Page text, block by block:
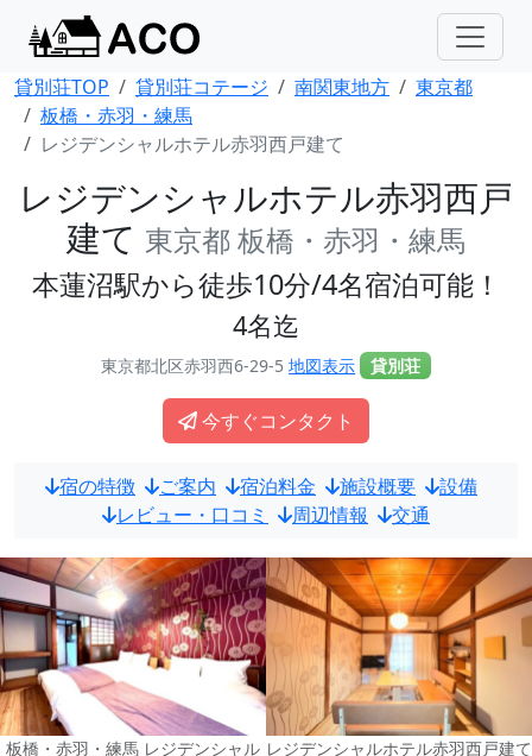
貸別荘TOP 貸別荘コテージ 南関東地方
東京都
板橋・赤羽・練馬
レジデンシャルホテル赤羽西戸建て
レジデンシャルホテル赤羽西戸
建て 東京都 板橋・赤羽・練馬
本蓮沼駅から徒歩10分/4名宿泊可能！
4名迄
東京都北区赤羽西6-29-5地図表示 貸別荘
今すぐコンタクト
宿の特徴 ご案内 宿泊料金 施設概要
設備
レビュー・口コミ
周辺情報 交通
板橋・赤羽・練馬 レジデンシャル レジデンシャルホテル赤羽西戸建て